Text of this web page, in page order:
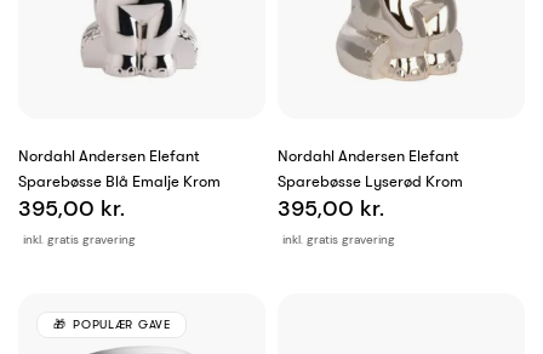
Nordahl Andersen Elefant
Sparebøsse Blå Emalje Krom
inkl. gratis gravering
395,00 kr.
Nordahl Andersen Elefant
Sparebøsse Lyserød Krom
inkl. gratis gravering
395,00 kr.
POPULÆR GAVE